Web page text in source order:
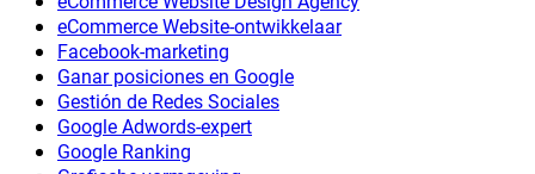
eCommerce Website-ontwikkelaar
Facebook-marketing
Ganar posiciones en Google
Gestión de Redes Sociales
Google Adwords-expert
Google Ranking